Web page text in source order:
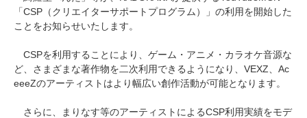
「CSP（クリエイターサポートプログラム）」の利用を開始した
ことをお知らせいたします。
CSPを利用することにより、ゲーム・アニメ・カラオケ音源な
ど、さまざまな著作物を二次利用できるようになり、VEXZ、Ac
eeeZのアーティストはより幅広い創作活動が可能となります。
さらに、まりなす等のアーティストによるCSP利用実績をモデ